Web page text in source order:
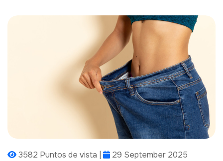
3582 Puntos de vista | 29 September 2025